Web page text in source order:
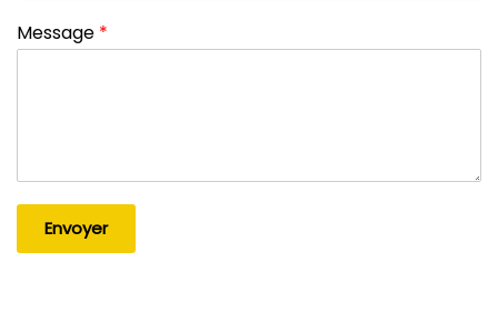
Message *
Envoyer